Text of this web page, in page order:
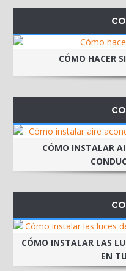
CÓMO HACER
CÓMO INSTALAR
CÓMO INSTALAR LAS
EN